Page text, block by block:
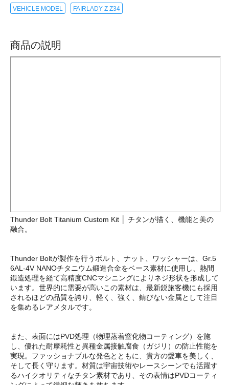
VEHICLE MODEL FAIRLADY Z Z34
商品の説明
Thunder Bolt Titanium Custom Kit │ チタンが描く、機能と美の
融合。
Thunder Boltが製作を行うボルト、ナット、ワッシャーは、Gr.5
6AL-4V NANOチタニウム鍛造合金をベース素材に使用し、熱間
鍛造処理を経て高精度CNCマシニングによりネジ形状を形成して
います。世界的に需要が高いこの素材は、最新鋭旅客機にも採用
されるほどの品質を誇り、軽く、強く、錆びない金属として注目
を集めるレアメタルです。
また、表面にはPVD処理（物理蒸着窒化物コーティング）を施
し、優れた耐摩耗性と異種金属接触腐食（ガジリ）の防止性能を
実現。ファッショナブルな発色とともに、貴方の愛車を美しく、
そして長く守ります。材質は宇宙技術やレースシーンでも活躍す
るハイクオリティなチタン素材であり、その表情はPVDコーティ